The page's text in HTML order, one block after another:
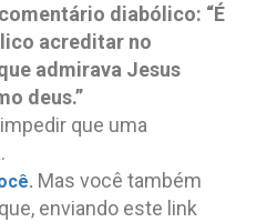
diabólico: “É
acreditar no
admirava Jesus
deus.”
que uma
Mas você também
enviando este link